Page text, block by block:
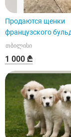
Продаются щенки
французского
თბილისი
1 000 ₾